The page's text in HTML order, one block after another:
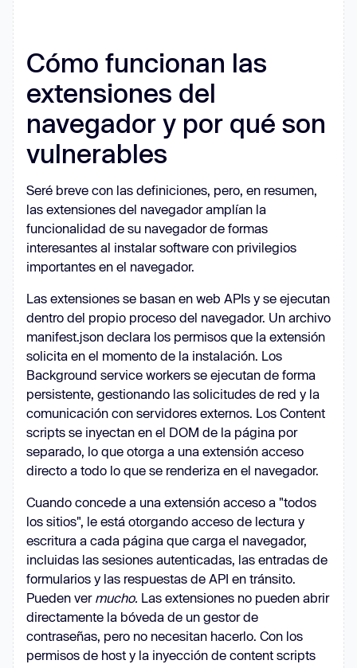
Cómo funcionan las
extensiones del
navegador y por qué son
vulnerables
Seré breve con las definiciones, pero, en resumen,
las extensiones del navegador amplían la
funcionalidad de su navegador de formas
interesantes al instalar software con privilegios
importantes en el navegador.
Las extensiones se basan en web APIs y se ejecutan
dentro del propio proceso del navegador. Un archivo
manifest.json declara los permisos que la extensión
solicita en el momento de la instalación. Los
Background service workers se ejecutan de forma
persistente, gestionando las solicitudes de red y la
comunicación con servidores externos. Los Content
scripts se inyectan en el DOM de la página por
separado, lo que otorga a una extensión acceso
directo a todo lo que se renderiza en el navegador.
Cuando concede a una extensión acceso a "todos
los sitios", le está otorgando acceso de lectura y
escritura a cada página que carga el navegador,
incluidas las sesiones autenticadas, las entradas de
formularios y las respuestas de API en tránsito.
Pueden ver mucho. Las extensiones no pueden abrir
directamente la bóveda de un gestor de
contraseñas, pero no necesitan hacerlo. Con los
permisos de host y la inyección de content scripts